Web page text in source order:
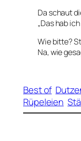
Da schaut
„Das hab
Wie bitte?
Na, wie
Best of
Rüpeleien